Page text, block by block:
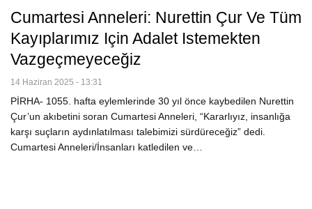
Cumartesi Anneleri: Nurettin Çur Ve Tüm
Kayıplarımız Için Adalet Istemekten
Vazgeçmeyeceğiz
14 Haziran 2025 - 13:31
PİRHA- 1055. hafta eylemlerinde 30 yıl önce kaybedilen Nurettin
Çur’un akıbetini soran Cumartesi Anneleri, “Kararlıyız, insanlığa
karşı suçların aydınlatılması talebimizi sürdüreceğiz” dedi.
Cumartesi Anneleri/İnsanları katledilen ve…